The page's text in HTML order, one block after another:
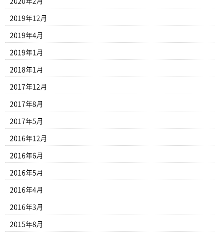
2019年12月
2019年4月
2019年1月
2018年1月
2017年12月
2017年8月
2017年5月
2016年12月
2016年6月
2016年5月
2016年4月
2016年3月
2015年8月